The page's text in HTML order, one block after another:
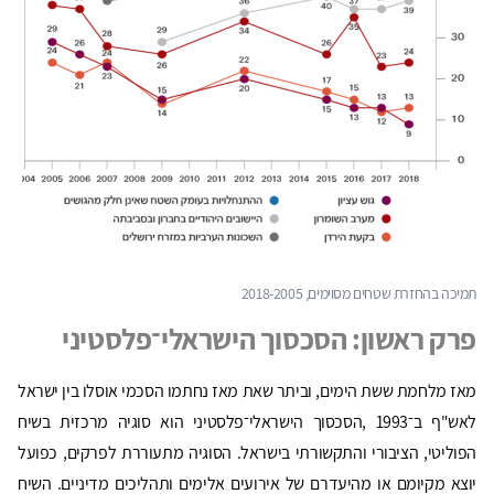
תמיכה בהחזרת שטחים מסוימים, 2018-2005
פרק ראשון: הסכסוך הישראלי־פלסטיני
מאז מלחמת ששת הימים, וביתר שאת מאז נחתמו הסכמי אוסלו בין ישראל
לאש"ף ב־1993 ,הסכסוך הישראלי־פלסטיני הוא סוגיה מרכזית בשיח
הפוליטי, הציבורי והתקשורתי בישראל. הסוגיה מתעוררת לפרקים, כפועל
יוצא מקיומם או מהיעדרם של אירועים אלימים ותהליכים מדיניים. השיח